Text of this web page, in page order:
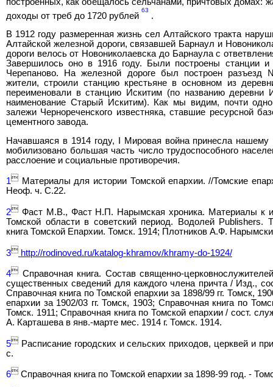
доходы от треб до 1720 рублей
63
.
В 1912 году размеренная жизнь сел Алтайского тракта
Алтайской железной дороги, связавшей Барнаул и
дороги велось от Новониколаевска до Барнаула с
Завершилось оно в 1916 году. Были построены станции
Черепаново. На железной дороге был построен
жители, строили станцию крестьяне в основном из
переименовали в станцию Искитим (по названию деревни
наименование Старый Искитим). Как мы видим, почти
залежи Чернореченского известняка, ставшие ресурсной
цементного завода.
Начавшаяся в 1914 году, I Мировая война принесла
мобилизовано большая часть число трудоспособного
расслоение и социальные противоречия.
1Материалы для истории Томской епархии. //Томские
Неоф. ч. С.22.
2Фаст М.В., Фаст Н.П. Нарымская хроника. Материалы к
Томской области в советский период. Водолей Publishers.
книга Томской Епархии. Томск. 1914; Плотников А.Ф.
3http://rodinoved.ru/katalog-khramov/khramy-do-1924/
4Справочная книга. Состав священно-
существенных сведений для каждого члена причта / Изд.,
Справочная книга по Томской епархии за 1898/99 гг. Томск,
епархии за 1902/03 гг. Томск, 1903; Справочная книга по
Томск. 1911; Справочная книга по Томской епархии / сост.
А. Карташева в янв.-марте мес. 1914 г. Томск. 1914.
5Расписание городских и сельских приходов, церквей и
с.
6Справочная книга по Томской епархии за 1898-99 год. -